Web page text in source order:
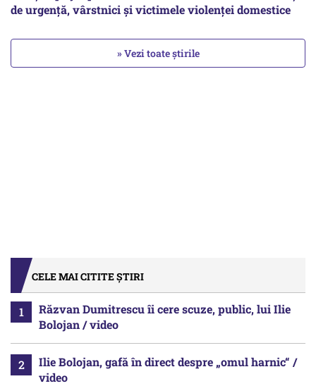
de urgență, vârstnici și victimele violenței domestice
» Vezi toate știrile
CELE MAI CITITE ȘTIRI
Răzvan Dumitrescu îi cere scuze, public, lui Ilie
Bolojan / video
Ilie Bolojan, gafă în direct despre „omul harnic“ /
video